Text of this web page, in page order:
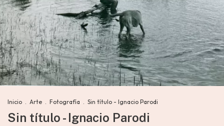
Inicio . Arte . Fotografía . Sin título - Ignacio Parodi
Sin título - Ignacio Parodi